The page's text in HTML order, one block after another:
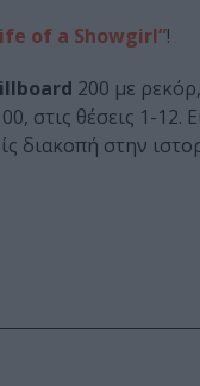
of a Showgirl”!
200 με
στις θέσεις 1-12.
διακοπή στην